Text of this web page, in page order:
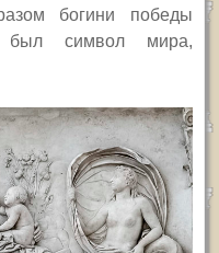
богини победы
символ мира,